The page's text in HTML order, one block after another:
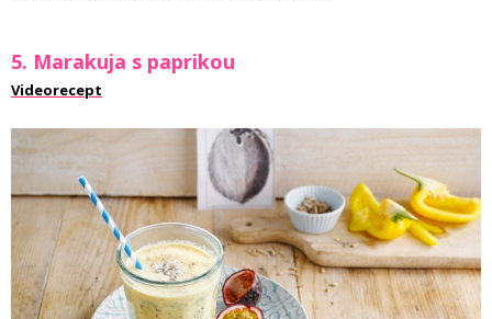
5. Marakuja s paprikou
Videorecept